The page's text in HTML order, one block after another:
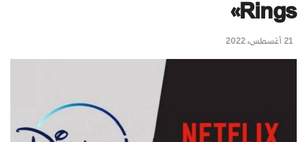
Rings»
21 أغسطس، 2022